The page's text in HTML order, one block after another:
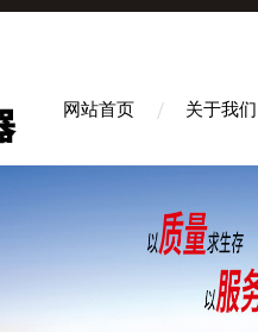
网站首页 关于我们